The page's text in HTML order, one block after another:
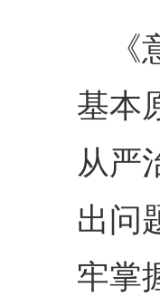
基本
从严
出问
牢掌